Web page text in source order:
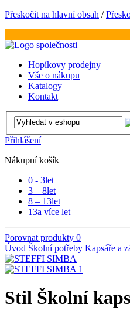
Přeskočit na hlavní obsah /
Hopíkovy prodejny
Vše o nákupu
Katalogy
Kontakt
Přihlášení
Nákupní košík
0 - 3let
3 – 8let
8 – 13let
13a více let
Porovnat produkty 0
Úvod Školní potřeby Kapsáře a
Stil Školní